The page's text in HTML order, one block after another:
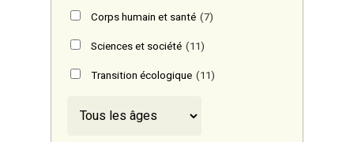
Corps humain et santé (7)
Sciences et société (11)
Transition écologique (11)